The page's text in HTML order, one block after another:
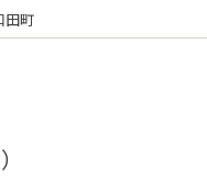
田町